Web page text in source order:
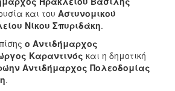
και του Αστυνομικού
Νίκου Σπυριδάκη.
ο Αντιδήμαρχος
Καραντινός και η δημοτική
Αντιδήμαρχος Πολεοδομίας
.